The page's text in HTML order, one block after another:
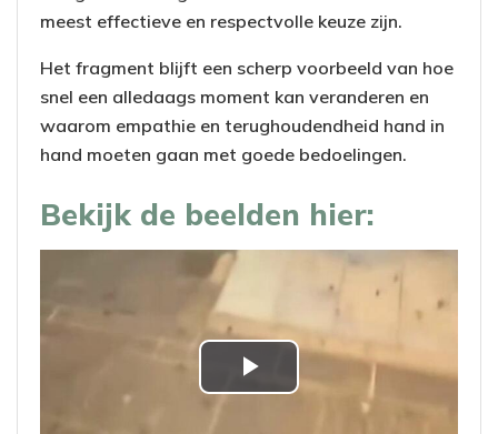
meest effectieve en respectvolle keuze zijn.
Het fragment blijft een scherp voorbeeld van hoe
snel een alledaags moment kan veranderen en
waarom empathie en terughoudendheid hand in
hand moeten gaan met goede bedoelingen.
Bekijk de beelden hier:
P